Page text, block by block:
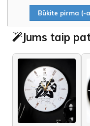
Būkite pirma (-
Jums taip